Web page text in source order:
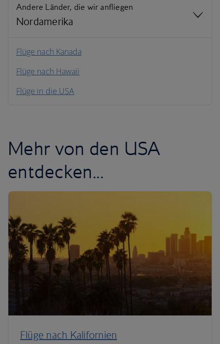
Andere Länder, die wir anfliegen
Nordamerika
Nordamerika
Südamerika
Flüge nach Kanada
Flüge nach Hawaii
Flüge in die USA
Mehr von den USA
entdecken...
Flüge nach Kalifornien